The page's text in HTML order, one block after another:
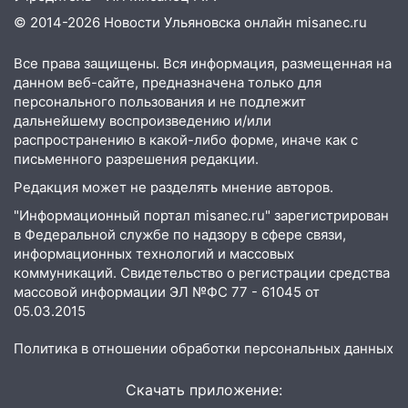
ошибки
23:20 Прогноз погоды на 7 августа в
Ульяновской области
20:04 Ульяновцев приглашают на забег,
посвящённый Дню воздушного флота
России
19:12
В Ульяновской области
руководителя частной компании
наказали за сокрытие прошлого своего
сотрудник
18:02
В Ульяновск едут звезды
баскетбола!
17:08
Ульяновский областной суд
оставил в силе приговор руководству
«УльяновскФармации» за махинации на
3,2 млн рублей
© 2014-2026 Новости Ульяновска онлайн misanec.ru
Все права защищены. Вся информация, размещенная на
данном веб-сайте, предназначена только для
персонального пользования и не подлежит
дальнейшему воспроизведению и/или
распространению в какой-либо форме, иначе как с
письменного разрешения редакции.
Редакция может не разделять мнение авторов.
"Информационный портал misanec.ru" зарегистрирован
в Федеральной службе по надзору в сфере связи,
информационных технологий и массовых
коммуникаций. Свидетельство о регистрации средства
массовой информации ЭЛ №ФС 77 - 61045 от
05.03.2015
Политика в отношении обработки персональных данных
Скачать приложение: